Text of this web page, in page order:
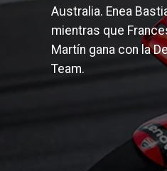
Australia. Enea
mientras que
Martín gana con la
Team.